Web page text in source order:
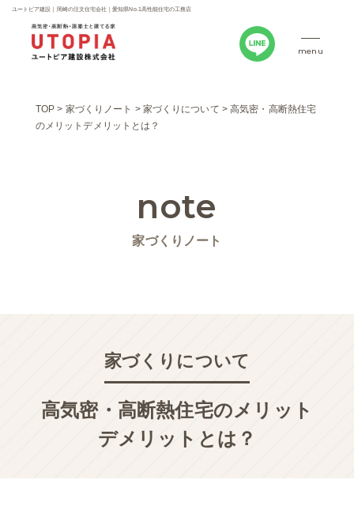
ユートピア建設｜岡崎の注文住宅会社｜愛知県No.1高性能住宅の工務店
menu
TOP > 家づくりノート > 家づくりについて >高気密・高断熱住宅
のメリットデメリットとは？
note
家づくりノート
家づくりについて
高気密・高断熱住宅のメリット
デメリットとは？